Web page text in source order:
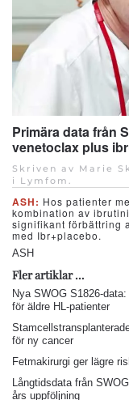
Primära data från
venetoclax plus
Skriven av Marie
i Lymfom .
ASH: Hos patienter
kombination av
signifikant förbättring
med Ibr+placebo.
ASH
Fler artiklar …
Nya SWOG S1826-
för äldre HL-patienter
för ny cancer
Fetmakirurgi ger lägre
Långtidsdata från
års uppföljning